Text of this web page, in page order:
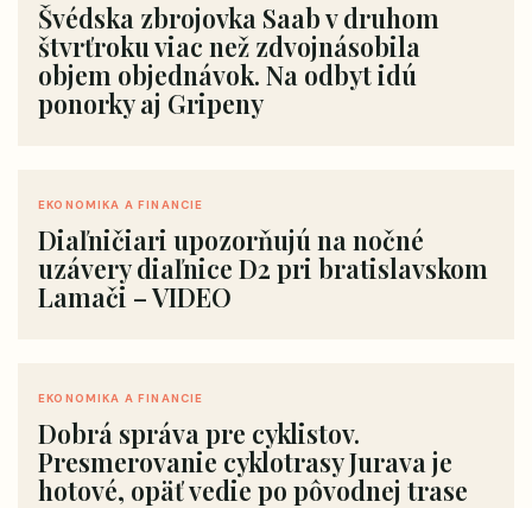
Švédska zbrojovka Saab v druhom
štvrťroku viac než zdvojnásobila
objem objednávok. Na odbyt idú
ponorky aj Gripeny
EKONOMIKA A FINANCIE
Diaľničiari upozorňujú na nočné
uzávery diaľnice D2 pri bratislavskom
Lamači – VIDEO
EKONOMIKA A FINANCIE
Dobrá správa pre cyklistov.
Presmerovanie cyklotrasy Jurava je
hotové, opäť vedie po pôvodnej trase